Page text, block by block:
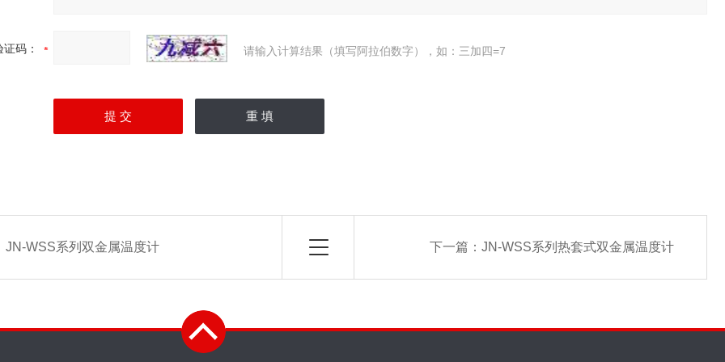
证码： 请输入计算结果（填写阿拉伯数字），如：三加四=7
JN-WSS系列双金属温度计 下一篇： JN-WSS系列热套式双金属温度计